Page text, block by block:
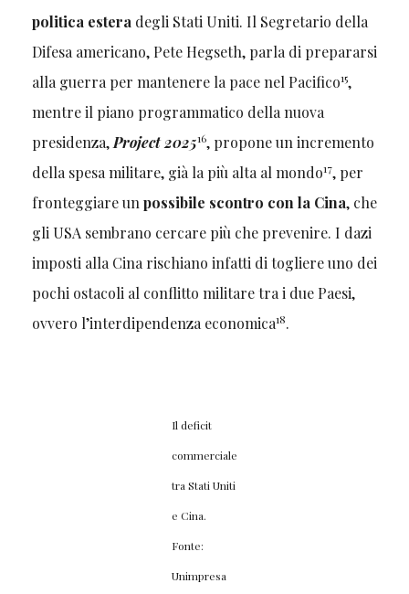
politica estera degli Stati Uniti. Il Segretario della
Difesa americano, Pete Hegseth, parla di prepararsi
alla guerra per mantenere la pace nel Pacifico15,
mentre il piano programmatico della nuova
presidenza, Project 202516, propone un incremento
della spesa militare, già la più alta al mondo17, per
fronteggiare un possibile scontro con la Cina, che
gli USA sembrano cercare più che prevenire. I dazi
imposti alla Cina rischiano infatti di togliere uno dei
pochi ostacoli al conflitto militare tra i due Paesi,
ovvero l’interdipendenza economica18.
Il deficit
commerciale
tra Stati Uniti
e Cina.
Fonte:
Unimpresa